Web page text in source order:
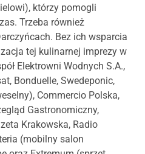
którzy pomogli
Trzeba również
Bez ich wsparcia
tej kulinarnej imprezy w
Elektrowni Wodnych S.A.,
Bonduelle, Swedeponic,
Commercio Polska,
Gastronomiczny,
Krakowska, Radio
(mobilny salon